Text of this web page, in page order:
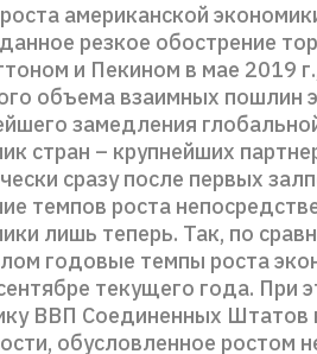
американской
резкое обострение
и Пекином в мае 2019
объема взаимных пошлин
замедления
стран – крупнейших
сразу после первых
темпов роста
лишь теперь. Так, по
годовые темпы роста
текущего года. При
ВВП Соединенных Штатов
обусловленное ростом